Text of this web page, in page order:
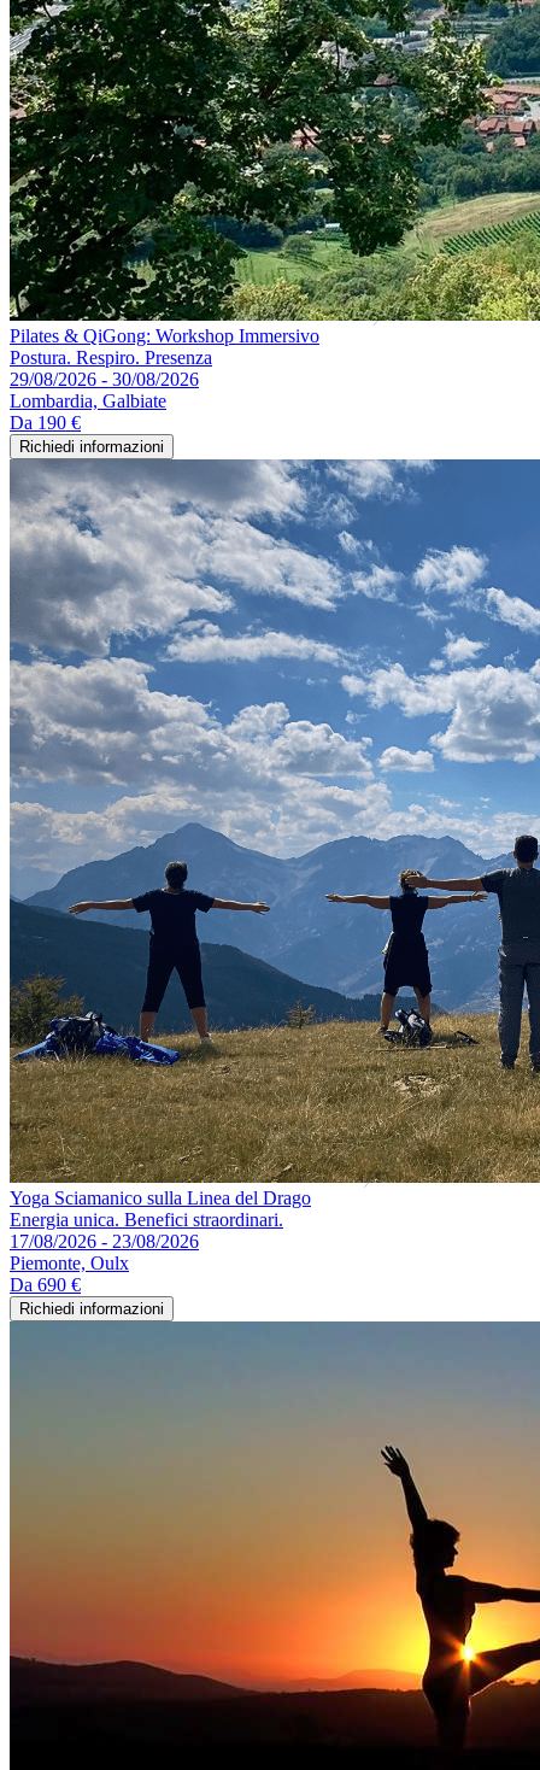
Pilates & QiGong: Workshop Immersivo
Postura. Respiro. Presenza
29/08/2026 - 30/08/2026
Lombardia, Galbiate
Da 190 €
Richiedi informazioni
Yoga Sciamanico sulla Linea del Drago
Energia unica. Benefici straordinari.
17/08/2026 - 23/08/2026
Piemonte, Oulx
Da 690 €
Richiedi informazioni